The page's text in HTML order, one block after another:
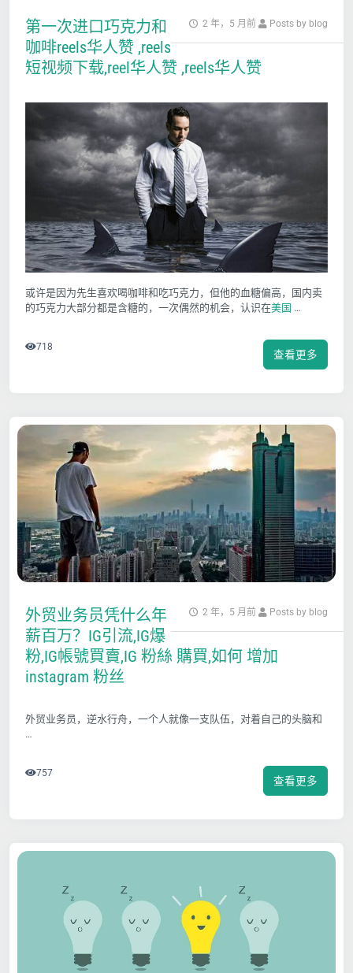
2 年，5 月前 Posts by blog
第一次进口巧克力和
咖啡reels华人赞 ,reels
短视频下载,reel华人赞 ,reels华人赞
或许是因为先生喜欢喝咖啡和吃巧克力，但他的血糖偏高，国内卖
的巧克力大部分都是含糖的，一次偶然的机会，认识在美国 …
查看更多
718
2 年，5 月前 Posts by blog
外贸业务员凭什么年
薪百万？IG引流,IG爆
粉,IG帳號買賣,IG 粉絲 購買,如何 增加
instagram 粉丝
外贸业务员， 逆水行舟，一个人就像一支队伍，对着自己的头脑和
…
查看更多
757